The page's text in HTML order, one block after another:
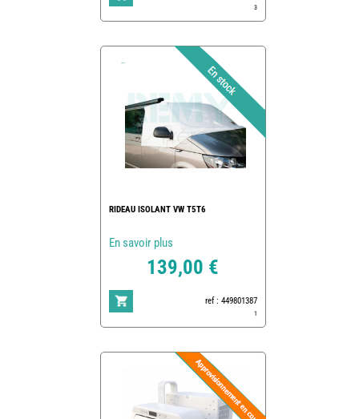
3
RIDEAU ISOLANT VW T5T6
En savoir plus
139,00 €
ref : 449801387
1